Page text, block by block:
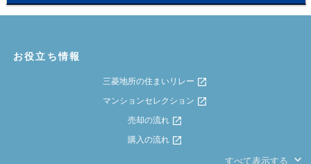
お役立ち情報
三菱地所の住まいリレー
マンションセレクション
売却の流れ
購入の流れ
すべて表示する